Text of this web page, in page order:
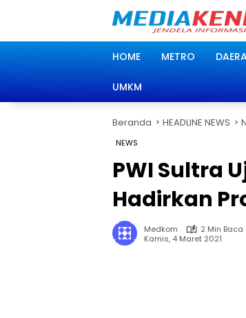
HOME METRO
UMKM
Beranda HEADLINE NEWS
NEWS
PWI Sultra
Hadirkan
Medkom
2 Min Baca
Kamis, 4 Maret 2021